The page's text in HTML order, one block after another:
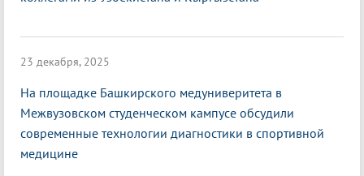
23 декабря, 2025
На площадке Башкирского медуниверитета в
Межвузовском студенческом кампусе обсудили
современные технологии диагностики в спортивной
медицине